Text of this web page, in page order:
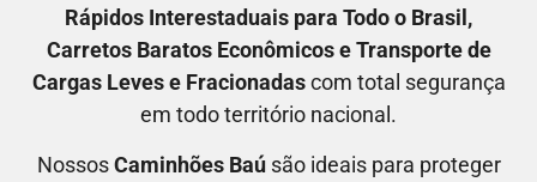
Rápidos Interestaduais para Todo o Brasil ,
Carretos Baratos Econômicose Transporte de
Cargas Leves e Fracionadascom total segurança
em todo território nacional.
NossosCaminhões Baúsão ideais para proteger